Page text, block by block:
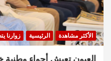
الأكثر مشاهدة الرئيسية زوارنا